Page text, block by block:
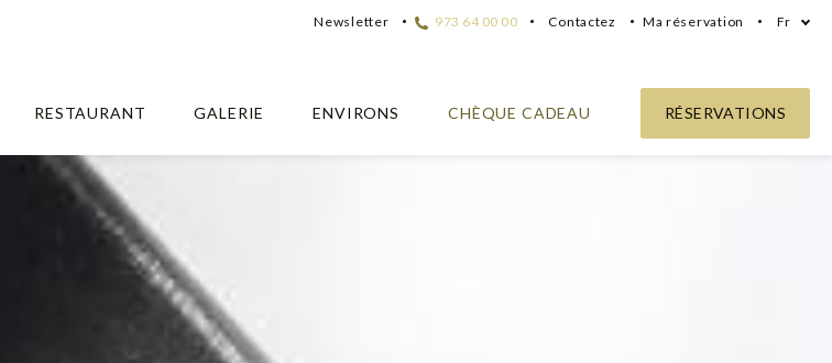
Newsletter 973 64 00 00 Contactez Ma réservation Fr
RESTAURANT GALERIE ENVIRONS CHÈQUE CADEAU RÉSERVATIONS
EXPÉRIENCE INOUBLIABLE À VIELHA!
de l'Hotel Urogallo